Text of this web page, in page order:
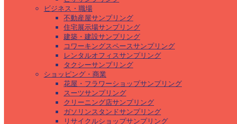
ビジネス・職場
不動産屋サンプリング
住宅展示場サンプリング
建築・建設サンプリング
コワーキングスペースサンプリング
レンタルオフィスサンプリング
タクシーサンプリング
ショッピング・商業
花屋・フラワーショップサンプリング
スーツサンプリング
クリーニング店サンプリング
ガソリンスタンドサンプリング
リサイクルショップサンプリング